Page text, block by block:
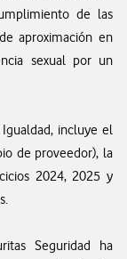
de las
aproximación en
sexual por un
incluye el
de proveedor), la
2024, 2025 y
Seguridad ha